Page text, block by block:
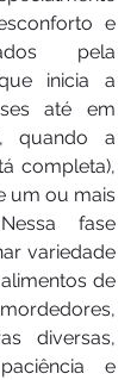
e
pela
inicia a
até em
quando a
completa),
um ou mais
fase
variedade
de
diversas,
e